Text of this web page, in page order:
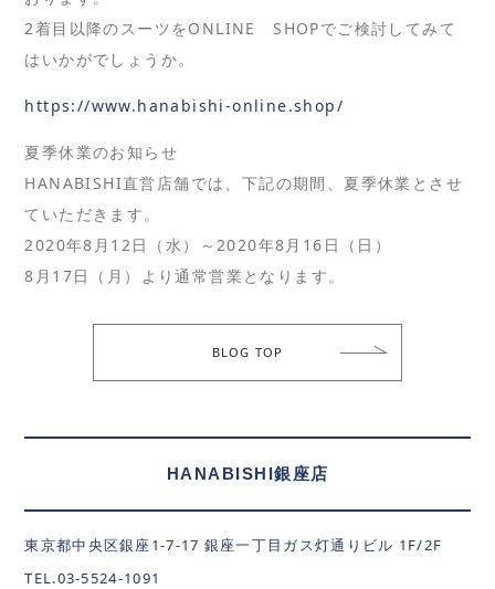
2着目以降のスーツをONLINE SHOPでご検討してみて
はいかがでしょうか。
https://www.hanabishi-online.shop/
夏季休業のお知らせ
HANABISHI直営店舗では、下記の期間、夏季休業とさせ
ていただきます。
2020年8月12日（水）～2020年8月16日（日）
8月17日（月）より通常営業となります。
BLOG TOP
HANABISHI銀座店
東京都中央区銀座1-7-17 銀座一丁目ガス灯通りビル 1F/2F
TEL.03-5524-1091